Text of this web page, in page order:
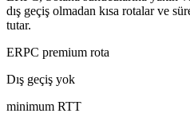
dış geçiş olmadan kısa rotalar ve
tutar.
ERPC premium rota
Dış geçiş yok
minimum RTT